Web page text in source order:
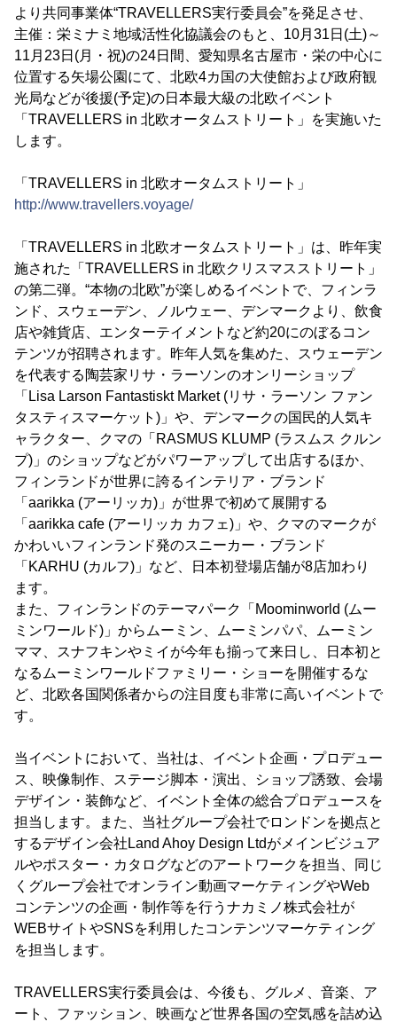
より共同事業体“TRAVELLERS実行委員会”を発足させ、
主催：栄ミナミ地域活性化協議会のもと、10月31日(土)～
11月23日(月・祝)の24日間、愛知県名古屋市・栄の中心に
位置する矢場公園にて、北欧4カ国の大使館および政府観
光局などが後援(予定)の日本最大級の北欧イベント
「TRAVELLERS in 北欧オータムストリート」を実施いた
します。
「TRAVELLERS in 北欧オータムストリート」
http://www.travellers.voyage/
「TRAVELLERS in 北欧オータムストリート」は、昨年実
施された「TRAVELLERS in 北欧クリスマスストリート」
の第二弾。“本物の北欧”が楽しめるイベントで、フィンラ
ンド、スウェーデン、ノルウェー、デンマークより、飲食
店や雑貨店、エンターテイメントなど約20にのぼるコン
テンツが招聘されます。昨年人気を集めた、スウェーデン
を代表する陶芸家リサ・ラーソンのオンリーショップ
「Lisa Larson Fantastiskt Market (リサ・ラーソン ファン
タスティスマーケット)」や、デンマークの国民的人気キ
ャラクター、クマの「RASMUS KLUMP (ラスムス クルン
プ)」のショップなどがパワーアップして出店するほか、
フィンランドが世界に誇るインテリア・ブランド
「aarikka (アーリッカ)」が世界で初めて展開する
「aarikka cafe (アーリッカ カフェ)」や、クマのマークが
かわいいフィンランド発のスニーカー・ブランド
「KARHU (カルフ)」など、日本初登場店舗が8店加わり
ます。
また、フィンランドのテーマパーク「Moominworld (ムー
ミンワールド)」からムーミン、ムーミンパパ、ムーミン
ママ、スナフキンやミイが今年も揃って来日し、日本初と
なるムーミンワールドファミリー・ショーを開催するな
ど、北欧各国関係者からの注目度も非常に高いイベントで
す。
当イベントにおいて、当社は、イベント企画・プロデュー
ス、映像制作、ステージ脚本・演出、ショップ誘致、会場
デザイン・装飾など、イベント全体の総合プロデュースを
担当します。また、当社グループ会社でロンドンを拠点と
するデザイン会社Land Ahoy Design Ltdがメインビジュア
ルやポスター・カタログなどのアートワークを担当、同じ
くグループ会社でオンライン動画マーケティングやWeb
コンテンツの企画・制作等を行うナカミノ株式会社が
WEBサイトやSNSを利用したコンテンツマーケティング
を担当します。
TRAVELLERS実行委員会は、今後も、グルメ、音楽、ア
ート、ファッション、映画など世界各国の空気感を詰め込